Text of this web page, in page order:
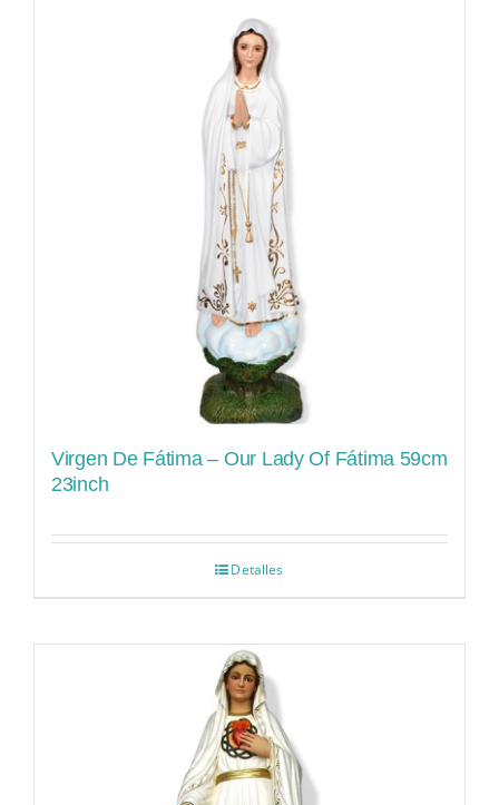
Virgen De Fátima – Our Lady Of Fátima 59cm
23inch
Detalles